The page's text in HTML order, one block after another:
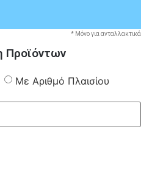
* Μόνο για ανταλλακτικά
Προϊόντων
Με Αριθμό Πλαισίου